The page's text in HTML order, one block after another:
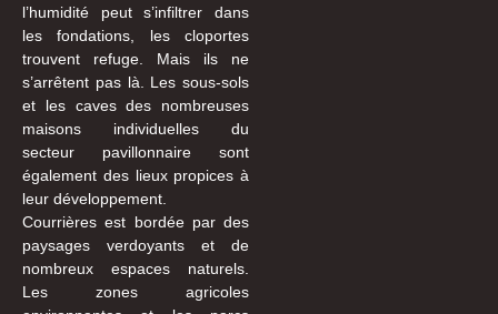
l’humidité peut s’infiltrer dans
les fondations, les cloportes
trouvent refuge. Mais ils ne
s’arrêtent pas là. Les sous-sols
et les caves des nombreuses
maisons individuelles du
secteur pavillonnaire sont
également des lieux propices à
leur développement.
Courrières est bordée par des
paysages verdoyants et de
nombreux espaces naturels.
Les zones agricoles